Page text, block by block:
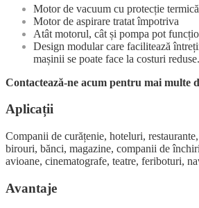
Motor de vacuum cu protecție
Motor de aspirare tratat împotriva
Atât motorul, cât și pompa pot
Design modular care facilitează
mașinii se poate face la costuri reduse.
Contactează-ne acum pentru mai multe
Aplicații
Companii de curățenie, hoteluri,
birouri, bănci, magazine, companii de
avioane, cinematografe, teatre, feriboturi,
Avantaje